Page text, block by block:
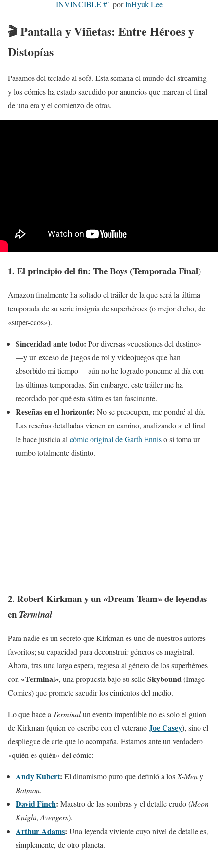
INVINCIBLE #1 porInHyuk Lee
🎬 Pantalla y Viñetas: Entre Héroes y
Distopías
Pasamos del teclado al sofá. Esta semana el mundo del streaming
y los cómics ha estado sacudido por anuncios que marcan el final
de una era y el comienzo de otras.
1. El principio del fin: The Boys (Temporada Final)
Amazon finalmente ha soltado el tráiler de la que será la última
temporada de su serie insignia de superhéroes (o mejor dicho, de
«super-caos»).
Sinceridad ante todo: Por diversas «cuestiones del destino»
—y un exceso de juegos de rol y videojuegos que han
absorbido mi tiempo— aún no he logrado ponerme al día con
las últimas temporadas. Sin embargo, este tráiler me ha
recordado por qué esta sátira es tan fascinante.
Reseñas en el horizonte: No se preocupen, me pondré al día.
Las reseñas detalladas vienen en camino, analizando si el final
le hace justicia alcómic original de Garth Enniso si toma un
rumbo totalmente distinto.
2. Robert Kirkman y un «Dream Team» de leyendas
en Terminal
Para nadie es un secreto que Kirkman es uno de nuestros autores
favoritos; su capacidad para deconstruir géneros es magistral.
Ahora, tras una larga espera, regresa al género de los superhéroes
con «Terminal», una propuesta bajo su selloSkybound(Image
Comics) que promete sacudir los cimientos del medio.
Lo que hace a Terminalun evento imperdible no es solo el guion
de Kirkman (quien co-escribe con el veteranoJoe Casey), sino el
despliegue de arte que lo acompaña. Estamos ante un verdadero
«quién es quién» del cómic:
Andy Kubert: El dinamismo puro que definió a los X-Meny
Batman.
David Finch: Maestro de las sombras y el detalle crudo (Moon
Knight, Avengers).
Arthur Adams: Una leyenda viviente cuyo nivel de detalle es,
simplemente, de otro planeta.